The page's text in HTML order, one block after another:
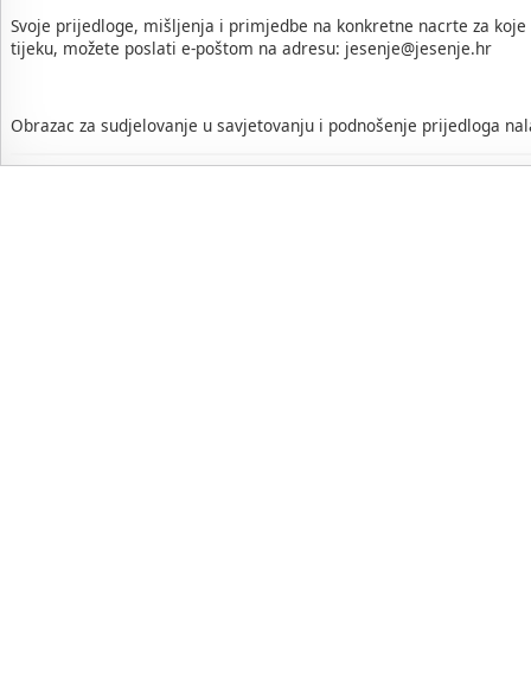
Svoje prijedloge, mišljenja i primjedbe na konkretne nacrte za
tijeku, možete poslati e-poštom na adresu: jesenje@jesenje.hr
Obrazac za sudjelovanje u savjetovanju i podnošenje prijedloga